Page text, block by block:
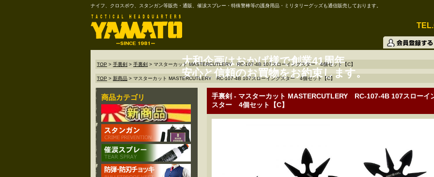
ナイフ、クロスボウ、スタンガン等販売・通販、催涙スプレー・特殊警棒等の護身用品・ミリタリーグッズも通信販売しております。
大和企画はおかげ様で創業41周年
安心と信頼のお買物をお約束します。
TOP > 手裏剣 > 手裏剣 > マスターカット MASTERCUTLERY RC-107-4B 107スローイングスター 4個セット【C】
TOP > 新商品 > マスターカット MASTERCUTLERY RC-107-4B 107スローイングスター 4個セット【C】
商品カテゴリ
手裏剣 - マスターカット MASTERCUTLERY RC-107-4B 107スローイ
スター 4個セット【C】